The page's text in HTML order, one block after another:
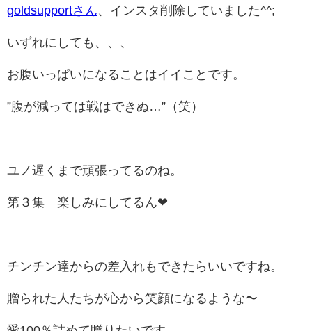
goldsupportさん、インスタ削除していました^^;
いずれにしても、、、
お腹いっぱいになることはイイことです。
”腹が減っては戦はできぬ…”（笑）
ユノ遅くまで頑張ってるのね。
第３集 楽しみにしてるん❤
チンチン達からの差入れもできたらいいですね。
贈られた人たちが心から笑顔になるような〜